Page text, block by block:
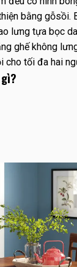
bằng gỗsồi.
lưng tựa bọc
ghế không
cho tối đa hai